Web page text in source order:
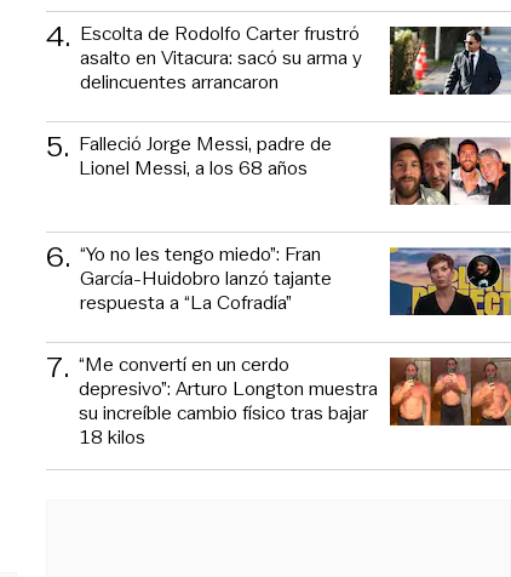
4. Escolta de Rodolfo Carter frustró
asalto en Vitacura: sacó su arma y
delincuentes arrancaron
5. Falleció Jorge Messi, padre de
Lionel Messi, a los 68 años
6. “Yo no les tengo miedo”: Fran
García-Huidobro lanzó tajante
respuesta a “La Cofradía”
7. “Me convertí en un cerdo
depresivo”: Arturo Longton muestra
su increíble cambio físico tras bajar
18 kilos